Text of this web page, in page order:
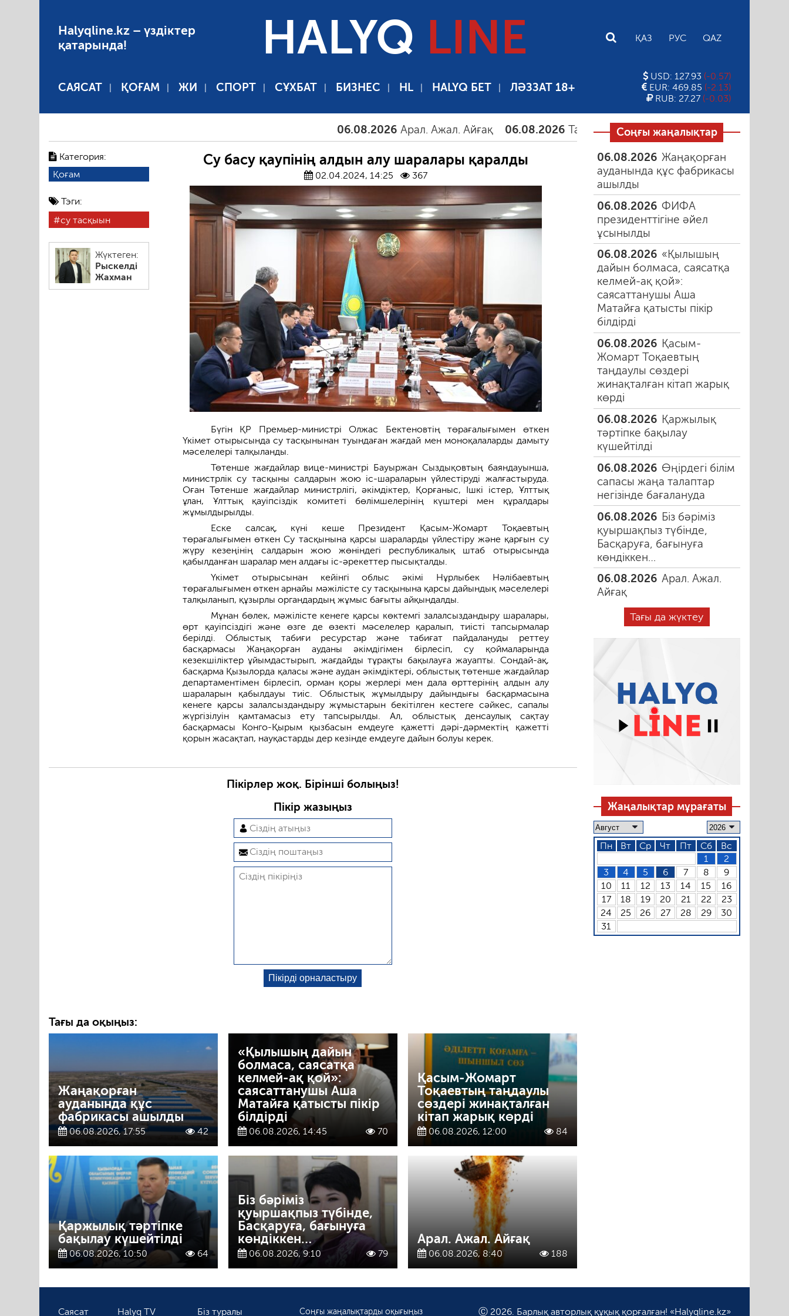
Halyqline.kz – үздіктер
қатарында!
HALYQ LINE ҚАЗ РУС QAZ
САЯСАТ ҚОҒАМ ЖИ СПОРТ СҰХБАТ БИЗНЕС HL HALYQ БЕТ ЛӘЗЗАТ 18+
USD: 127.93 (-0.57)
EUR: 469.85 (-2.13)
RUB: 27.27 (-0.03)
06.08.2026 Арал. Ажал. Айғақ 06.08.2026 Тамыздағы таңғы түтін 06.08.2026 Құмарлық
Категория:
Қоғам
Тэги:
су тасқыын
Жүктеген:
Рыскелді
Жахман
Су басу қаупінің алдын алу шаралары қаралды
02.04.2024, 14:25 367
Бүгін ҚР Премьер-министрі Олжас Бектеновтің төрағалығымен өткен
Үкімет отырысында су тасқынынан туындаған жағдай мен моноқалаларды дамыту
мәселелері талқыланды.
Төтенше жағдайлар вице-министрі Бауыржан Сыздықовтың баяндауынша,
министрлік су тасқыны салдарын жою іс-шараларын үйлестіруді жалғастыруда.
Оған Төтенше жағдайлар министрлігі, әкімдіктер, Қорғаныс, Ішкі істер, Ұлттық
ұлан, Ұлттық қауіпсіздік комитеті бөлімшелерінің күштері мен құралдары
жұмылдырылды.
Еске салсақ, күні кеше Президент Қасым-Жомарт Тоқаевтың
төрағалығымен өткен Су тасқынына қарсы шараларды үйлестіру және қарғын су
жүру кезеңінің салдарын жою жөніндегі республикалық штаб отырысында
қабылданған шаралар мен алдағы іс-әрекеттер пысықталды.
Үкімет отырысынан кейінгі облыс әкімі Нұрлыбек Нәлібаевтың
төрағалығымен өткен арнайы мәжілісте су тасқынына қарсы дайындық мәселелері
талқыланып, құзырлы органдардың жұмыс бағыты айқындалды.
Мұнан бөлек, мәжілісте кенеге қарсы көктемгі залалсыздандыру шаралары,
өрт қауіпсіздігі және өзге де өзекті мәселелер қаралып, тиісті тапсырмалар
берілді. Облыстық табиғи ресурстар және табиғат пайдалануды реттеу
басқармасы Жаңақорған ауданы әкімдігімен бірлесіп, су қоймаларында
кезекшіліктер ұйымдастырып, жағдайды тұрақты бақылауға жауапты. Сондай-ақ,
басқарма Қызылорда қаласы және аудан әкімдіктері, облыстық төтенше жағдайлар
департаментімен бірлесіп, орман қоры жерлері мен дала өрттерінің алдын алу
шараларын қабылдауы тиіс. Облыстық жұмылдыру дайындығы басқармасына
кенеге қарсы залалсыздандыру жұмыстарын бекітілген кестеге сәйкес, сапалы
жүргізілуін қамтамасыз ету тапсырылды. Ал, облыстық денсаулық сақтау
басқармасы Конго-Қырым қызбасын емдеуге қажетті дәрі-дәрмектің қажетті
қорын жасақтап, науқастарды дер кезінде емдеуге дайын болуы керек.
Пікірлер жоқ. Бірінші болыңыз!
Пікір жазыңыз
Тағы да оқыңыз:
Жаңақорған
ауданында құс
фабрикасы ашылды
06.08.2026, 17:55 42
«Қылышың дайын
болмаса, саясатқа
келмей-ақ қой»:
саясаттанушы Аша
Матайға қатысты пікір
білдірді
06.08.2026, 14:45 70
Қасым-Жомарт
Тоқаевтың таңдаулы
сөздері жинақталған
кітап жарық көрді
06.08.2026, 12:00 84
Қаржылық тәртіпке
бақылау күшейтілді
06.08.2026, 10:50 64
Біз бәріміз
қуыршақпыз түбінде,
Басқаруға, бағынуға
көндіккен…
06.08.2026, 9:10 79
Арал. Ажал. Айғақ
06.08.2026, 8:40 188
Соңғы жаңалықтар
06.08.2026 Жаңақорған
ауданында құс фабрикасы
ашылды
06.08.2026 ФИФА
президенттігіне әйел
ұсынылды
06.08.2026 «Қылышың
дайын болмаса, саясатқа
келмей-ақ қой»:
саясаттанушы Аша
Матайға қатысты пікір
білдірді
06.08.2026 Қасым-
Жомарт Тоқаевтың
таңдаулы сөздері
жинақталған кітап жарық
көрді
06.08.2026 Қаржылық
тәртіпке бақылау
күшейтілді
06.08.2026 Өңірдегі білім
сапасы жаңа талаптар
негізінде бағалануда
06.08.2026 Біз бәріміз
қуыршақпыз түбінде,
Басқаруға, бағынуға
көндіккен…
06.08.2026 Арал. Ажал.
Айғақ
Тағы да жүктеу
Жаңалықтар мұрағаты
Пн Вт Ср Чт Пт Сб
Вс
1
2
3
4 5 6 7 8
9
10
11 12 13 14 15
16
17
18 19 20 21 22
23
24
25 26 27 28 29
30
31
Саясат Halyq TV Біз туралы Соңғы жаңалықтарды оқығыңыз Ⓒ 2026. Барлық авторлық құқық қорғалған! «Halyqline.kz»